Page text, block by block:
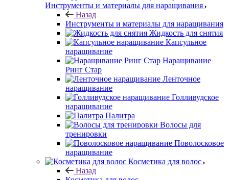
Инструменты и материалы для наращивания
Назад
Инструменты и материалы для наращивания
Жидкость для снятия
Капсульное
наращивание
Наращивание
Ринг Стар
Ленточное
наращивание
Голливудское
наращивание
Палитра
Волосы для
тренировки
Поволосковое
наращивание
Косметика для волос
Назад